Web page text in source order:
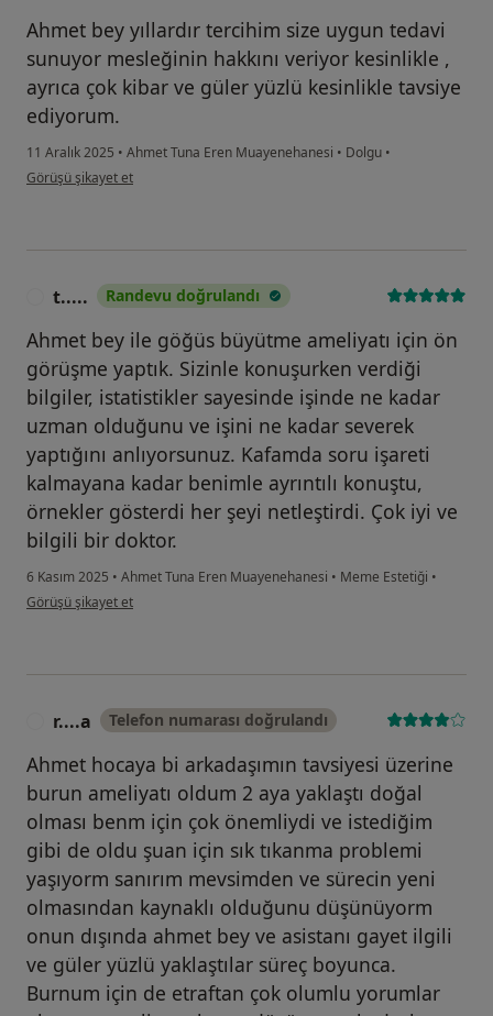
Ahmet bey yıllardır tercihim size uygun tedavi
sunuyor mesleğinin hakkını veriyor kesinlikle ,
ayrıca çok kibar ve güler yüzlü kesinlikle tavsiye
ediyorum.
11 Aralık 2025 • Ahmet Tuna Eren Muayenehanesi • Dolgu •
kullanıcının görüşüne göre su...a
Görüşü şikayet et
t..... Randevu doğrulandı
Ahmet bey ile göğüs büyütme ameliyatı için ön
görüşme yaptık. Sizinle konuşurken verdiği
bilgiler, istatistikler sayesinde işinde ne kadar
uzman olduğunu ve işini ne kadar severek
yaptığını anlıyorsunuz. Kafamda soru işareti
kalmayana kadar benimle ayrıntılı konuştu,
örnekler gösterdi her şeyi netleştirdi. Çok iyi ve
bilgili bir doktor.
6 Kasım 2025 • Ahmet Tuna Eren Muayenehanesi • Meme Estetiği •
kullanıcının görüşüne göre t.....
Görüşü şikayet et
r....a Telefon numarası doğrulandı
Ahmet hocaya bi arkadaşımın tavsiyesi üzerine
burun ameliyatı oldum 2 aya yaklaştı doğal
olması benm için çok önemliydi ve istediğim
gibi de oldu şuan için sık tıkanma problemi
yaşıyorm sanırım mevsimden ve sürecin yeni
olmasından kaynaklı olduğunu düşünüyorm
onun dışında ahmet bey ve asistanı gayet ilgili
ve güler yüzlü yaklaştılar süreç boyunca.
Burnum için de etraftan çok olumlu yorumlar